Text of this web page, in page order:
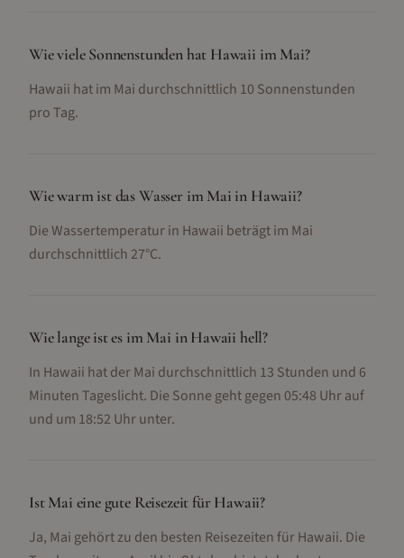
Wie viele Sonnenstunden hat Hawaii im Mai?
Hawaii hat im Mai durchschnittlich 10 Sonnenstunden
pro Tag.
Wie warm ist das Wasser im Mai in Hawaii?
Die Wassertemperatur in Hawaii beträgt im Mai
durchschnittlich 27°C.
Wie lange ist es im Mai in Hawaii hell?
In Hawaii hat der Mai durchschnittlich 13 Stunden und 6
Minuten Tageslicht. Die Sonne geht gegen 05:48 Uhr auf
und um 18:52 Uhr unter.
Ist Mai eine gute Reisezeit für Hawaii?
Ja, Mai gehört zu den besten Reisezeiten für Hawaii. Die